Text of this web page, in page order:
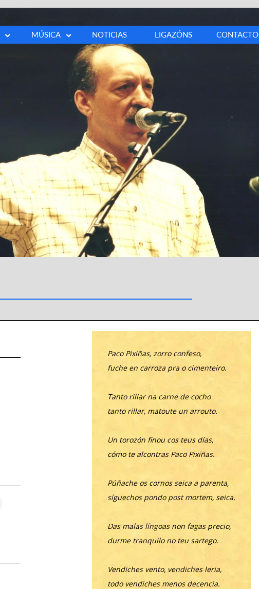
MÚSICA
NOTICIAS LIGAZÓNS CONTACTO
Paco Pixiñas, zorro confeso,
fuche en carroza pra o cimenteiro.
Tanto rillar na carne de cocho
tanto rillar, matoute un arrouto.
Un torozón finou cos teus días,
cómo te alcontras Paco Pixiñas.
Púñache os cornos seica a parenta,
síguechos pondo post mortem, seica.
Das malas língoas non fagas precio,
durme tranquilo no teu sartego.
Vendiches vento, vendiches leria,
todo vendiches menos decencia.